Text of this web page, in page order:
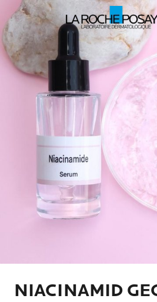
NIACINAMID